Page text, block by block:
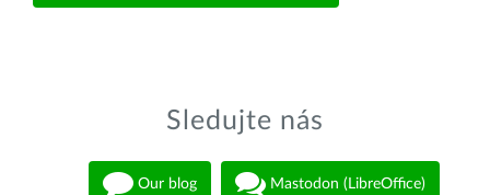
Sledujte nás
Our blog Mastodon (LibreOffice)